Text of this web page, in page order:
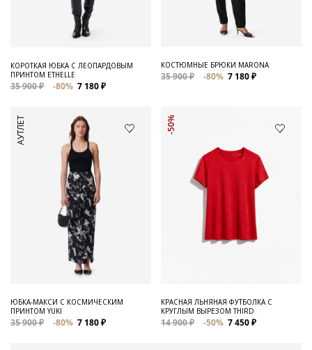
КОРОТКАЯ ЮБКА С ЛЕОПАРДОВЫМ
ПРИНТОМ ETHELLE
35 900 ₽ -80% 7 180 ₽
КОСТЮМНЫЕ БРЮКИ MARONA
35 900 ₽ -80% 7 180 ₽
АУТЛЕТ
ЮБКА-МАКСИ С КОСМИЧЕСКИМ
ПРИНТОМ YUKI
35 900 ₽ -80% 7 180 ₽
-50%
КРАСНАЯ ЛЬНЯНАЯ ФУТБОЛКА С
КРУГЛЫМ ВЫРЕЗОМ THIRD
14 900 ₽ -50% 7 450 ₽